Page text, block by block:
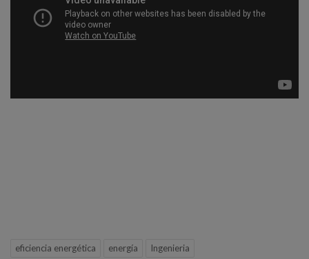
eficiencia energética energía Ingenieria